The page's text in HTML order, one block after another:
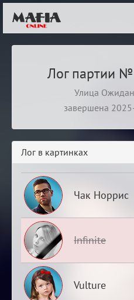
Лог партии
Улица
завершена
Лог в картинках
Чак Норрис
Infinite
Vulture